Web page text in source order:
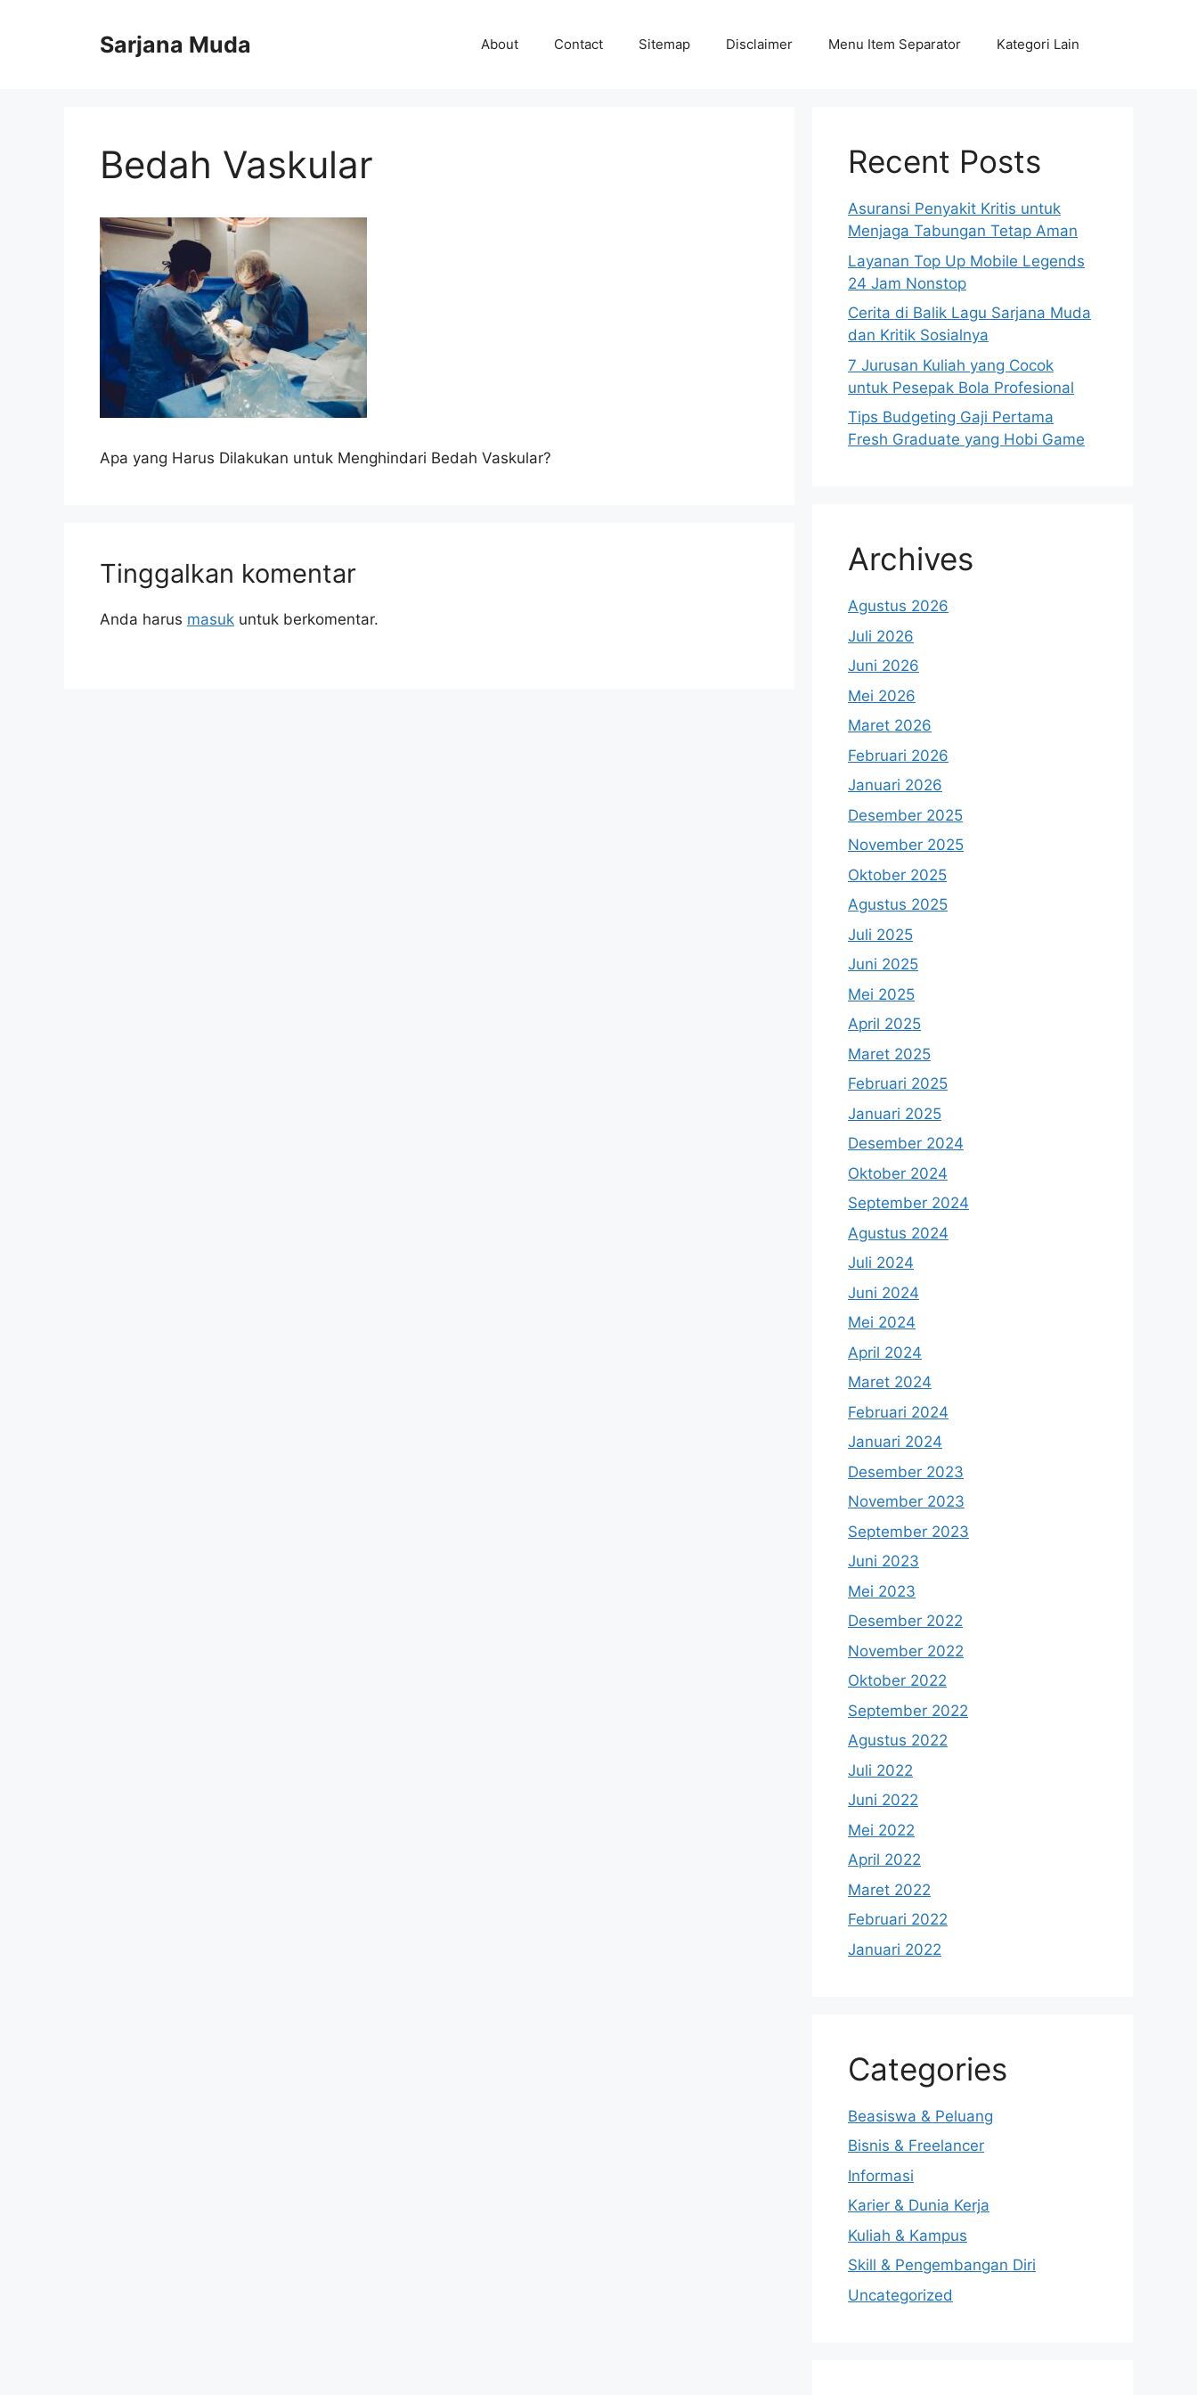
Sarjana Muda About Contact Sitemap Disclaimer Menu Item Separator Kategori Lain
Bedah Vaskular
Apa yang Harus Dilakukan untuk Menghindari Bedah Vaskular?
Tinggalkan komentar
Anda harus masuk untuk berkomentar.
Recent Posts
Asuransi Penyakit Kritis untuk
Menjaga Tabungan Tetap Aman
Layanan Top Up Mobile Legends
24 Jam Nonstop
Cerita di Balik Lagu Sarjana Muda
dan Kritik Sosialnya
7 Jurusan Kuliah yang Cocok
untuk Pesepak Bola Profesional
Tips Budgeting Gaji Pertama
Fresh Graduate yang Hobi Game
Archives
Agustus 2026
Juli 2026
Juni 2026
Mei 2026
Maret 2026
Februari 2026
Januari 2026
Desember 2025
November 2025
Oktober 2025
Agustus 2025
Juli 2025
Juni 2025
Mei 2025
April 2025
Maret 2025
Februari 2025
Januari 2025
Desember 2024
Oktober 2024
September 2024
Agustus 2024
Juli 2024
Juni 2024
Mei 2024
April 2024
Maret 2024
Februari 2024
Januari 2024
Desember 2023
November 2023
September 2023
Juni 2023
Mei 2023
Desember 2022
November 2022
Oktober 2022
September 2022
Agustus 2022
Juli 2022
Juni 2022
Mei 2022
April 2022
Maret 2022
Februari 2022
Januari 2022
Categories
Beasiswa & Peluang
Bisnis & Freelancer
Informasi
Karier & Dunia Kerja
Kuliah & Kampus
Skill & Pengembangan Diri
Uncategorized